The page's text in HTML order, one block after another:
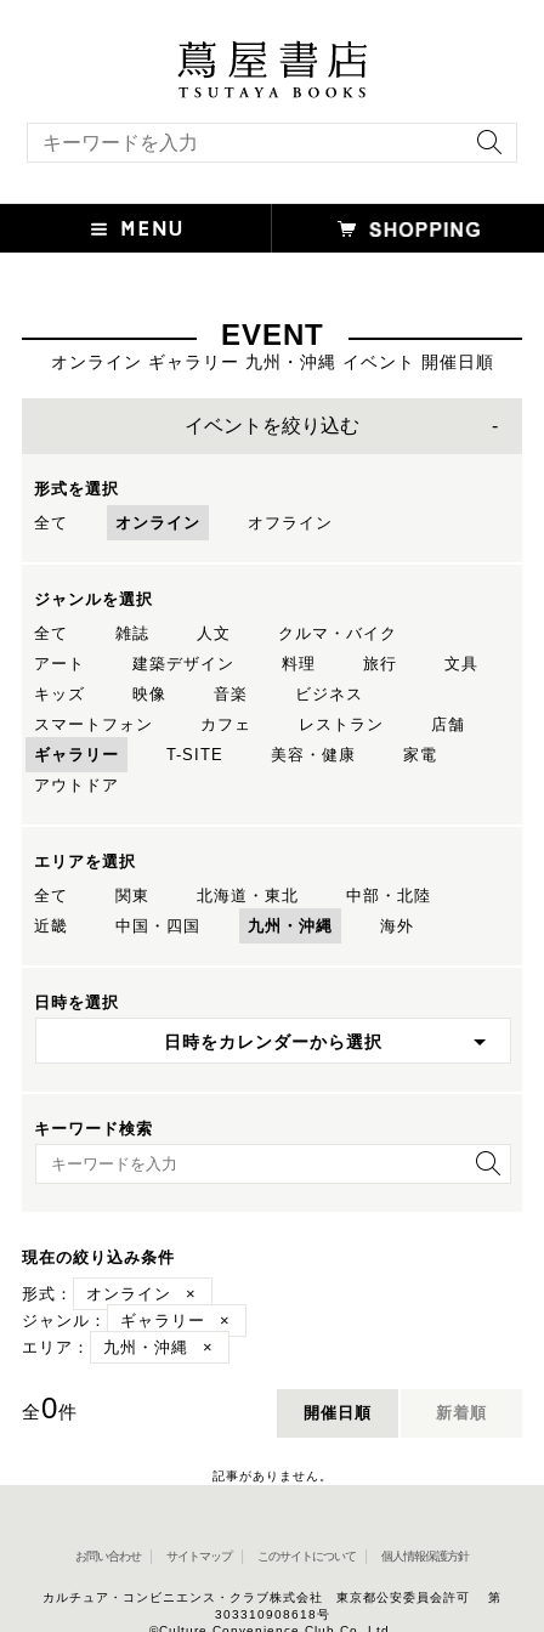
EVENT
オンライン ギャラリー 九州・沖縄 イベント 開催日順
イベントを絞り込む
形式を選択
全て
オンライン オフライン
ジャンルを選択
全て
雑誌 人文
クルマ・バイク
アート
建築デザイン 料理 旅行
文具
キッズ
映像 音楽
ビジネス
スマートフォン
カフェ レストラン
店舗
ギャラリー
T-SITE 美容・健康
家電
アウトドア
エリアを選択
全て
関東 北海道・東北
中部・北陸
近畿
中国・四国 九州・沖縄 海外
日時を選択
日時をカレンダーから選択
キーワード検索
キーワード検索
現在の絞り込み条件
形式：
オンライン
×
ジャンル：
ギャラリー
×
エリア：
九州・沖縄 ×
全0件 開催日順 新着順
記事がありません。
お問い合わせ サイトマップ このサイトについて 個人情報保護方針
カルチュア・コンビニエンス・クラブ株式会社 東京都公安委員会許可 第
303310908618号